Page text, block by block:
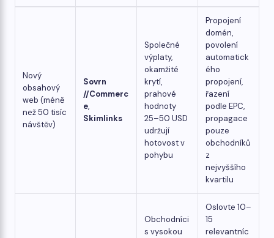
Nový
obsahový
web (méně
než 50 tisíc
návštěv)
Sovrn
//Commerc
e,
Skimlinks
Společné
výplaty,
okamžité
krytí,
prahové
hodnoty
25–50 USD
udržují
hotovost v
pohybu
Propojení
domén,
povolení
automatick
ého
propojení,
řazení
podle EPC,
propagace
pouze
obchodníků
z
nejvyššího
kvartilu
Obchodníci
s vysokou
Oslovte 10–
15
relevantníc